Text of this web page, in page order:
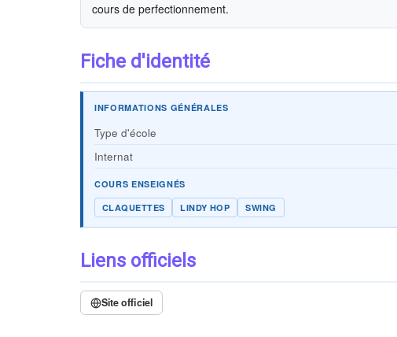
cours de perfectionnement.
Fiche d'identité
INFORMATIONS GÉNÉRALES
Type d'école
Internat
COURS ENSEIGNÉS
CLAQUETTES
LINDY HOP SWING
Liens officiels
Site officiel